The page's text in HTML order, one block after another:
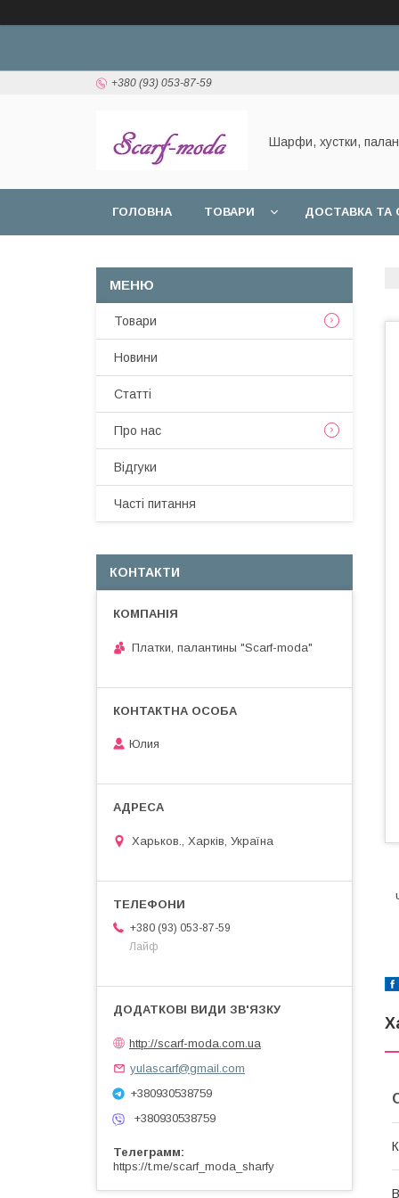
+380 (93) 053-87-59
Шарфи, хустки,
ГОЛОВНА ТОВАРИ ДОСТАВКА ТА
Товари
Новини
Статтi
Про нас
Вiдгуки
Частi питання
КОНТАКТИ
Платки, палантины "Scarf-moda"
Юлия
Харьков., Харків, Україна
+380 (93) 053-87-59
Лайф
http://scarf-moda.com.ua
yulascarf@gmail.com
+380930538759
+380930538759
Телеграмм
https://t.me/scarf_moda_sharfy